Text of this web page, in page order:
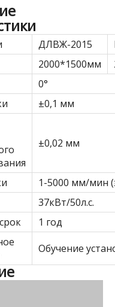
ДЛВЖ-2015
2000*1500мм
0°
±0,1 мм
±0,02 мм
1-5000 мм/мин
37кВт/50л.с.
1 год
Обучение